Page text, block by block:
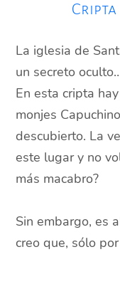
Cripta
La iglesia de
un secreto
En esta cripta
monjes
descubierto. La
este lugar y no
más macabro?
Sin embargo, es
creo que, sólo